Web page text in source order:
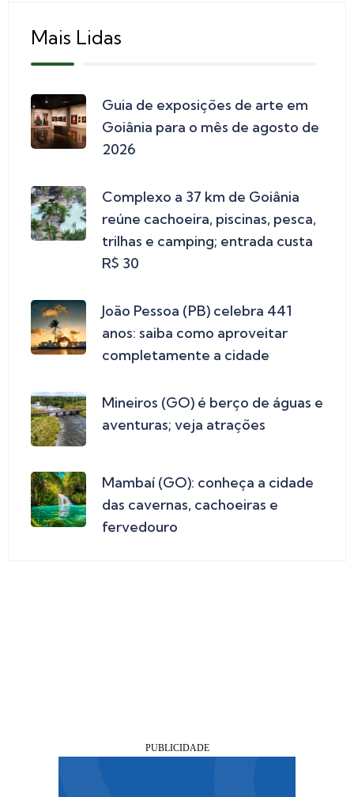
Mais Lidas
Guia de exposições de arte em
Goiânia para o mês de agosto de
2026
Complexo a 37 km de Goiânia
reúne cachoeira, piscinas, pesca,
trilhas e camping; entrada custa
R$ 30
João Pessoa (PB) celebra 441
anos: saiba como aproveitar
completamente a cidade
Mineiros (GO) é berço de águas e
aventuras; veja atrações
Mambaí (GO): conheça a cidade
das cavernas, cachoeiras e
fervedouro